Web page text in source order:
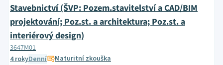
Stavebnictví (ŠVP: Pozem.stavitelství a CAD/BIM
projektování; Poz.st. a architektura; Poz.st. a
interiérový design)
3647M01
4 rokyDenní Maturitní zkouška